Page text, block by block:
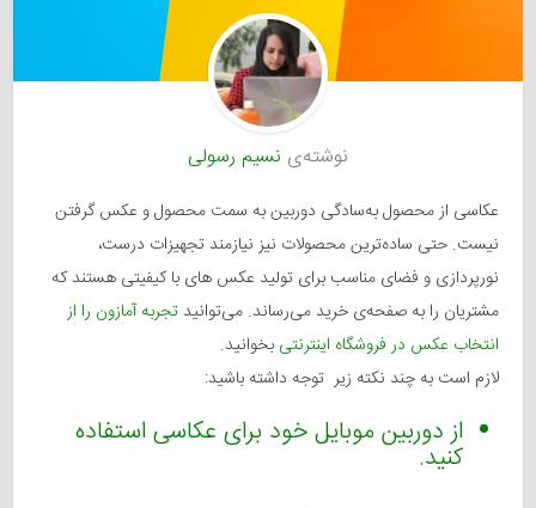
نوشته‌ی نسیم رسولی
عکاسی از محصول به‌سادگی دوربین به سمت محصول و عکس گرفتن
نیست. حتی ساده‌ترین محصولات نیز نیازمند تجهیزات درست،
نورپردازی و فضای مناسب برای تولید عکس های با کیفیتی هستند که
مشتریان را به صفحه‌ی خرید می‌رساند. می‌توانیدتجربه آمازون را از
انتخاب عکس در فروشگاه اینترنتی بخوانید.
لازم است به چند نکته زیر توجه داشته باشید:
از دوربین موبایل خود برای عکاسی استفاده
کنید.